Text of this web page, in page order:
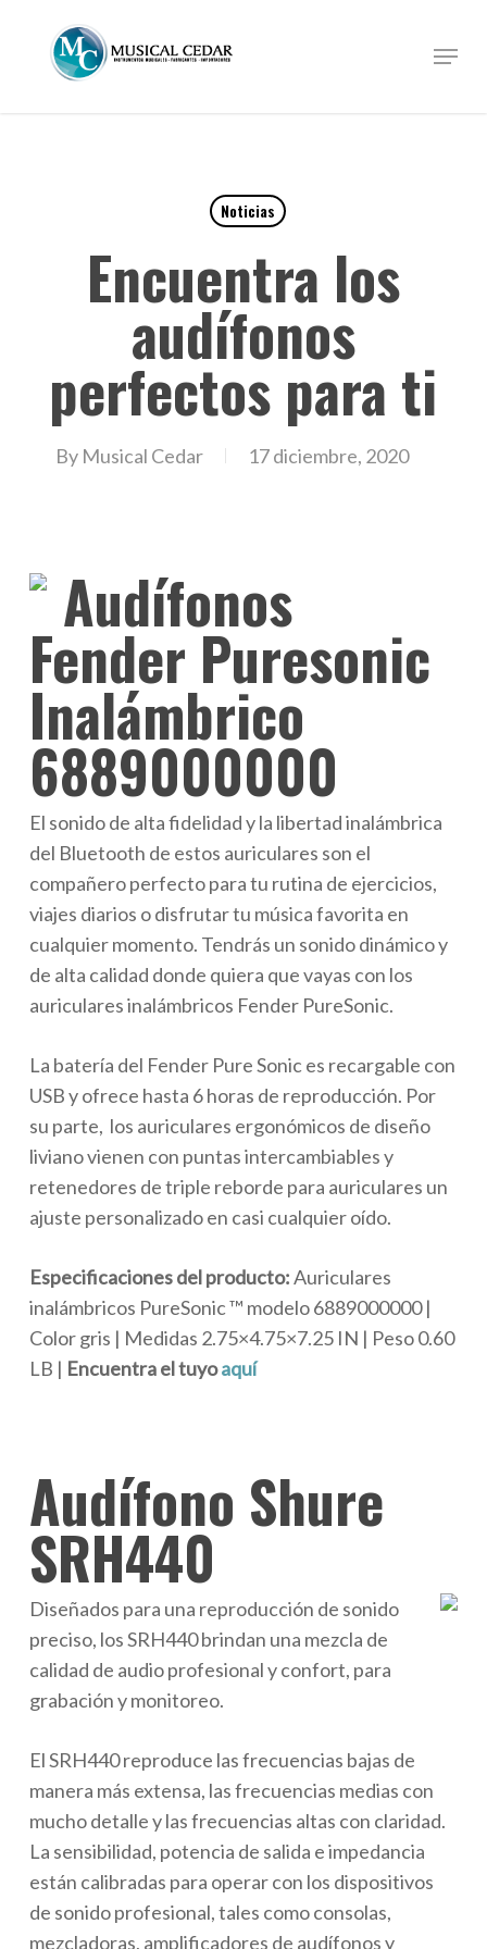
Menu
Noticias
Encuentra los
audífonos
perfectos para ti
By Musical Cedar 17 diciembre, 2020
Audífonos
Fender Puresonic
Inalámbrico
6889000000
El sonido de alta fidelidad y la libertad inalámbrica
del Bluetooth de estos auriculares son el
compañero perfecto para tu rutina de ejercicios,
viajes diarios o disfrutar tu música favorita en
cualquier momento. Tendrás un sonido dinámico y
de alta calidad donde quiera que vayas con los
auriculares inalámbricos Fender PureSonic.
La batería del Fender Pure Sonic es recargable con
USB y ofrece hasta 6 horas de reproducción. Por
su parte, los auriculares ergonómicos de diseño
liviano vienen con puntas intercambiables y
retenedores de triple reborde para auriculares un
ajuste personalizado en casi cualquier oído.
Especificaciones del producto:Auriculares
inalámbricos PureSonic ™ modelo 6889000000 |
Color gris | Medidas 2.75×4.75×7.25 IN | Peso 0.60
LB | Encuentra el tuyoaquí
Audífono Shure
SRH440
Diseñados para una reproducción de sonido
preciso, los SRH440 brindan una mezcla de
calidad de audio profesional y confort, para
grabación y monitoreo.
El SRH440 reproduce las frecuencias bajas de
manera más extensa, las frecuencias medias con
mucho detalle y las frecuencias altas con claridad.
La sensibilidad, potencia de salida e impedancia
están calibradas para operar con los dispositivos
de sonido profesional, tales como consolas,
mezcladoras, amplificadores de audífonos y
Close